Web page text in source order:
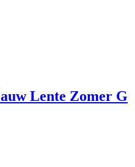
Lente Zomer G